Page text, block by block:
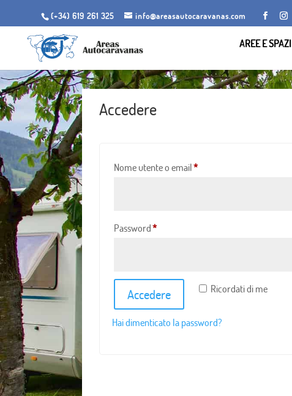
(+34) 619 261 325 info@areasautocaravanas.com
AREE E SPAZI
Accedere
Nome utente o email*obbligatorio
Password*obbligatorio
Ricordati di me
Accedere
Hai dimenticato la password?